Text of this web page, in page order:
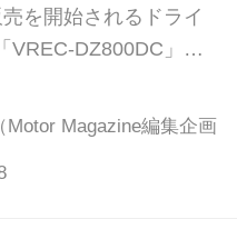
を開始されるドライ
VREC-DZ800DC」に
未然に回避するための
備わっている。昼夜を
画質で録画できるとい
ーダーのメイン機能は
Motor Magazine編集企画